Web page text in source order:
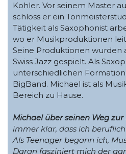
Kohler. Vor seinem Master
schloss er ein
Tätigkeit als Saxophonist
wo er Musikproduktionen
Seine Produktionen wurden
Swiss Jazz gespielt. Als
unterschiedlichen
BigBand. Michael ist als
Bereich zu Hause.
Michael über seinen Weg zur
immer klar, dass ich
Als Teenager begann ich,
Daran fasziniert mich der